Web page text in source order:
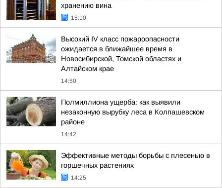
хранению вина
15:10
Высокий IV класс пожароопасности
ожидается в ближайшее время в
Новосибирской, Томской областях и
Алтайском крае
14:50
Полмиллиона ущерба: как выявили
незаконную вырубку леса в Колпашевском
районе
14:42
Эффективные методы борьбы с плесенью в
горшечных растениях
14:25